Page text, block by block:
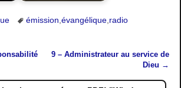
émission évangélique, radio
articles
9 – Administrateur au service de
Dieu →